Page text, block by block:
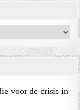
voor de crisis in